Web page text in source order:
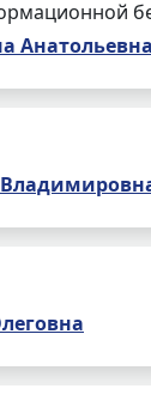
Анатольевна